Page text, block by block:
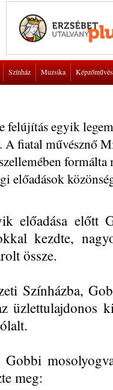
Színház Muzsika
felújítás egyik
fiatal művésznő
formálta
előadások
előadása előtt
kezdte,
össze.
Színházba,
üzlettulajdonos
meg: